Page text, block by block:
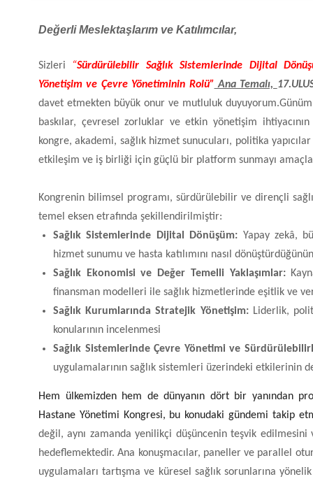
Değerli Meslektaşlarım ve Katılımcılar,
Sizleri “Sürdürülebilir Sağlık Sistemlerinde Dijital
Yönetişim ve Çevre Yönetiminin Rolü” Ana Temalı, 17.
davet etmekten büyük onur ve mutluluk duyuyorum.
baskılar, çevresel zorluklar ve etkin yönetişim
kongre, akademi, sağlık hizmet sunucuları, politika
etkileşim ve iş birliği için güçlü bir platform sunmayı
Kongrenin bilimsel programı, sürdürülebilir ve dirençli
temel eksen etrafında şekillendirilmiştir:
Sağlık Sistemlerinde Dijital Dönüşüm: Yapay zekâ,
hizmet sunumu ve hasta katılımını nasıl
Sağlık Ekonomisi ve Değer Temelli Yaklaşımlar:
finansman modelleri ile sağlık hizmetlerinde eşitlik ve
Sağlık Kurumlarında Stratejik Yönetişim:Liderlik,
konularının incelenmesi
Sağlık Sistemlerinde Çevre Yönetimi ve
uygulamalarının sağlık sistemleri üzerindeki etkilerinin
Hem ülkemizden hem de dünyanın dört bir yanından
Hastane Yönetimi Kongresi, bu konudaki gündemi takip
değil, aynı zamanda yenilikçi düşüncenin teşvik
hedeflemektedir. Ana konuşmacılar, paneller ve parallel
uygulamaları tartışma ve küresel sağlık sorunlarına